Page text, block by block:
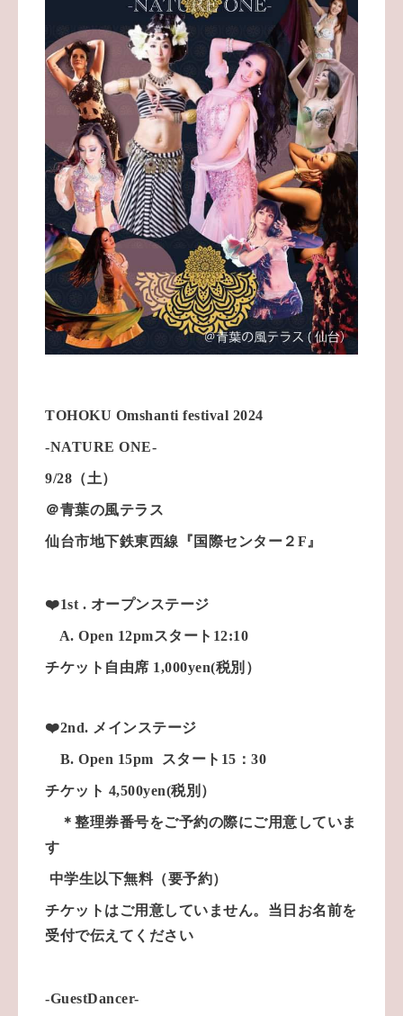
TOHOKU Omshanti festival 2024
-NATURE ONE-
9/28（土）
＠青葉の風テラス
仙台市地下鉄東西線『国際センター２F』
❤️1st . オープンステージ
A. Open 12pmスタート12:10
チケット自由席 1,000yen(税別）
❤️2nd. メインステージ
B. Open 15pm スタート15：30
チケット 4,500yen(税別）
＊整理券番号をご予約の際にご用意していま
す
中学生以下無料（要予約）
チケットはご用意していません。当日お名前を
受付で伝えてください
-GuestDancer-